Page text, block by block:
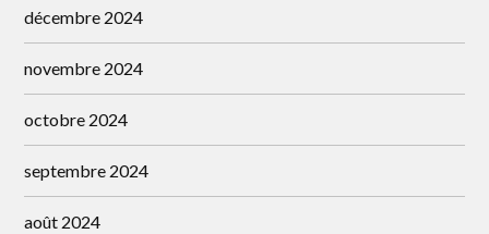
décembre 2024
novembre 2024
octobre 2024
septembre 2024
août 2024